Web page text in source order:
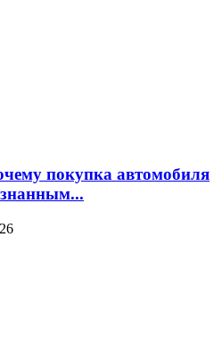
покупка автомобиля